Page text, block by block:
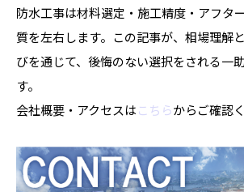
防水工事は材料選定・施工精度・アフタ
質を左右します。この記事が、相場理解
びを通じて、後悔のない選択をされる一
す。
会社概要・アクセスはこちらからご確認